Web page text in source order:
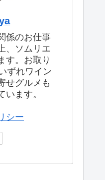
係のお仕事
、ソムリエ
す。お取り
ずれワイン
せグルメも
います。
シー